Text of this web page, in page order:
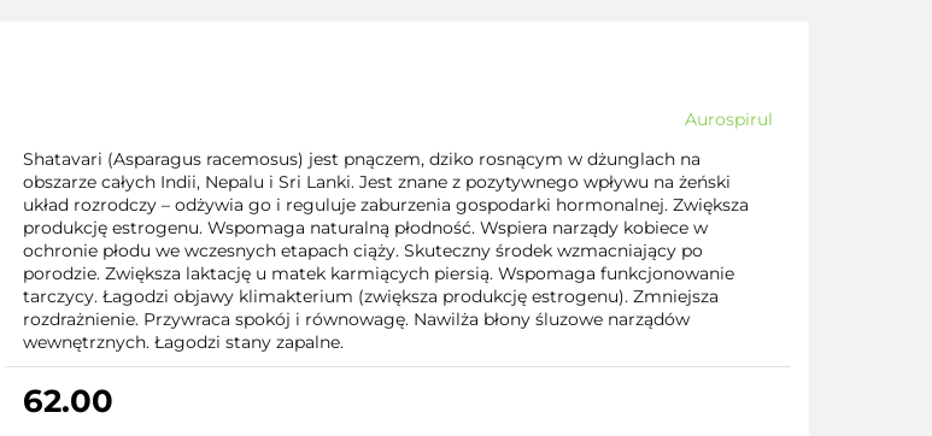
Aurospirul
Shatavari (Asparagus racemosus) jest pnączem, dziko rosnącym w dżunglach na
obszarze całych Indii, Nepalu i Sri Lanki. Jest znane z pozytywnego wpływu na żeński
układ rozrodczy – odżywia go i reguluje zaburzenia gospodarki hormonalnej. Zwiększa
produkcję estrogenu. Wspomaga naturalną płodność. Wspiera narządy kobiece w
ochronie płodu we wczesnych etapach ciąży. Skuteczny środek wzmacniający po
porodzie. Zwiększa laktację u matek karmiących piersią. Wspomaga funkcjonowanie
tarczycy. Łagodzi objawy klimakterium (zwiększa produkcję estrogenu). Zmniejsza
rozdrażnienie. Przywraca spokój i równowagę. Nawilża błony śluzowe narządów
wewnętrznych. Łagodzi stany zapalne.
62.00